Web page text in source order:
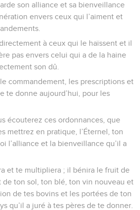
son alliance et sa bienveillance
envers ceux qui l’aiment et
à ceux qui le haïssent et il
pas envers celui qui a de la haine
son dû.
commandement, les prescriptions et
te donne aujourd’hui, pour les
écouterez ces ordonnances, que
mettrez en pratique, l’Éternel, ton
l’alliance et la bienveillance qu’il a
et te multipliera ; il bénira le fruit de
ton sol, ton blé, ton vin nouveau et
de tes bovins et les portées de ton
qu’il a juré à tes pères de te donner.